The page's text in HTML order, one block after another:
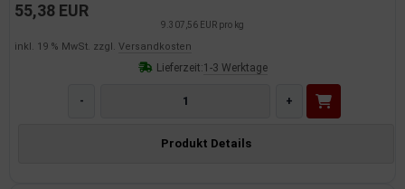
55,38 EUR
9.307,56 EUR pro kg
inkl. 19 % MwSt. zzgl. Versandkosten
Lieferzeit:1-3 Werktage
- +
Produkt Details